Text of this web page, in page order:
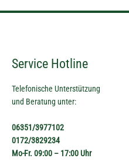
Service Hotline
Telefonische Unterstützung
und Beratung unter:
06351/3977102
0172/3829234
Mo-Fr. 09:00 – 17:00 Uhr